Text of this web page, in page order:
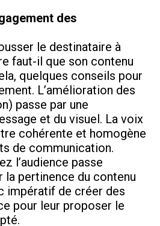
des
le destinataire à
faut-il que son contenu
quelques conseils pour
L’amélioration des
passe par une
et du visuel. La voix
cohérente et homogène
de communication.
l’audience passe
la pertinence du contenu
impératif de créer des
pour leur proposer le